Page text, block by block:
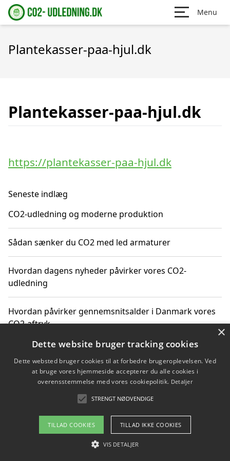
Menu
Plantekasser-paa-hjul.dk
Plantekasser-paa-hjul.dk
https://plantekasser-paa-hjul.dk
Seneste indlæg
CO2-udledning og moderne produktion
Sådan sænker du CO2 med led armaturer
Hvordan dagens nyheder påvirker vores CO2-
udledning
Hvordan påvirker gennemsnitsalder i Danmark vores
CO2-aftryk
Hvordan nyheder om CO2-udledning påvirker vores
hverdag
Om / kontakt
Blog Betingelser
×
Dette website bruger tracking cookies
Dette websted bruger cookies til at forbedre brugeroplevelsen. Ved
at bruge vores hjemmeside accepterer du alle cookies i
overensstemmelse med vores cookiepolitik. Detaljer
STRENGT NØDVENDIGE
TILLAD COOKIES TILLAD IKKE COOKIES
VIS DETALJER